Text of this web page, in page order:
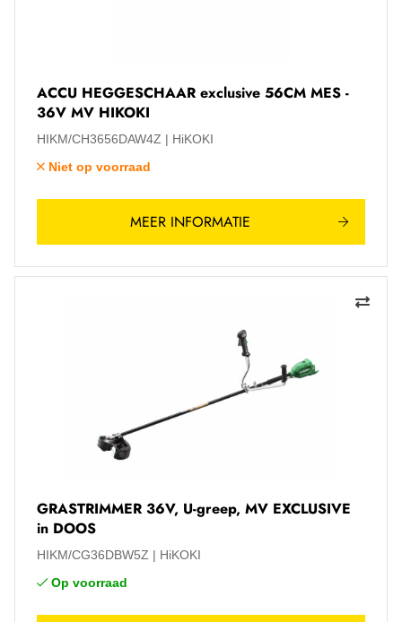
ACCU HEGGESCHAAR exclusive 56CM MES -
36V MV HIKOKI
HIKM/CH3656DAW4Z
HiKOKI
Niet op voorraad
MEER INFORMATIE
GRASTRIMMER 36V, U-greep, MV EXCLUSIVE
in DOOS
HIKM/CG36DBW5Z
HiKOKI
Op voorraad